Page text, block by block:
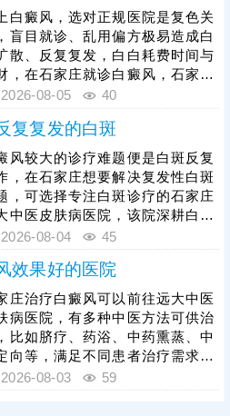
不花冤枉钱，采用中西医结合诊
式，内外同步修复黑色素，祛白
稳定突出。院内收费公开透明、
平价亲民，长期收获本地及周边
良好口碑。
白癜风，选对正规医院是复色关
盲目就诊、乱用偏方极易造成白
散、反复复发，白白耗费时间与
，在石家庄就诊白癜风，石家庄
是广受本地患者认可的正规医
专病专治，严格遵循分期、分型
准则，结合患者具体情况定制个
方案，对症治疗避免走弯路，采
西医结合祛白模式，内外协同缩
体治疗周期，全程收费公开透
平价亲民无隐形消费，普通家庭
安心就诊。
2026-08-05 40
复复发的白斑
风较大的诊疗难题便是白斑反复
，在石家庄想要解决复发性白斑
，可选择专注白斑诊疗的石家庄
中医皮肤病医院，该院深耕白癜
项诊疗，针对白斑复发根源，结
位患者白斑位置、复发频次、体
分期情况，定制个体化综合诊疗
，从发病根源修复受损黑色素细
全程落实系统化抗复发巩固疗
白斑复色后依旧跟进维稳治疗，
因过早停药造成白斑反弹。同时
全程指导日常护理保健，叮嘱防
规避外伤、规律作息饮食，减少
2026-08-04 45
效果好的医院
庄治疗白癜风可以前往远大中医
病医院，有多种中医方法可供治
比如脐疗、药浴、中药熏蒸、中
向等，满足不同患者治疗需求。
，医院治皮肤白斑讲究辨证论
2026-08-03 59